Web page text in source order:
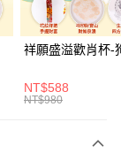
祥願盛溢歡肖杯-
NT$588
NT$980